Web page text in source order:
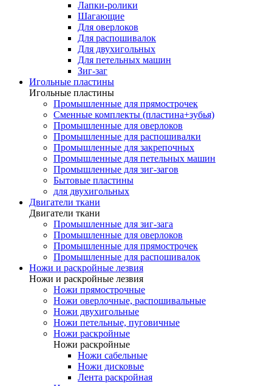
Лапки-ролики
Шагающие
Для оверлоков
Для распошивалок
Для двухигольных
Для петельных машин
Зиг-заг
Игольные пластины
Игольные пластины
Промышленные для прямострочек
Сменные комплекты (пластина+зубья)
Промышленные для оверлоков
Промышленные для распошивалки
Промышленные для закрепочных
Промышленные для петельных машин
Промышленные для зиг-загов
Бытовые пластины
для двухигольных
Двигатели ткани
Двигатели ткани
Промышленные для зиг-зага
Промышленные для оверлоков
Промышленные для прямострочек
Промышленные для распошивалок
Ножи и раскройные лезвия
Ножи и раскройные лезвия
Ножи прямострочные
Ножи оверлочные, распошивальные
Ножи двухигольные
Ножи петельные, пуговичные
Ножи раскройные
Ножи раскройные
Ножи сабельные
Ножи дисковые
Лента раскройная